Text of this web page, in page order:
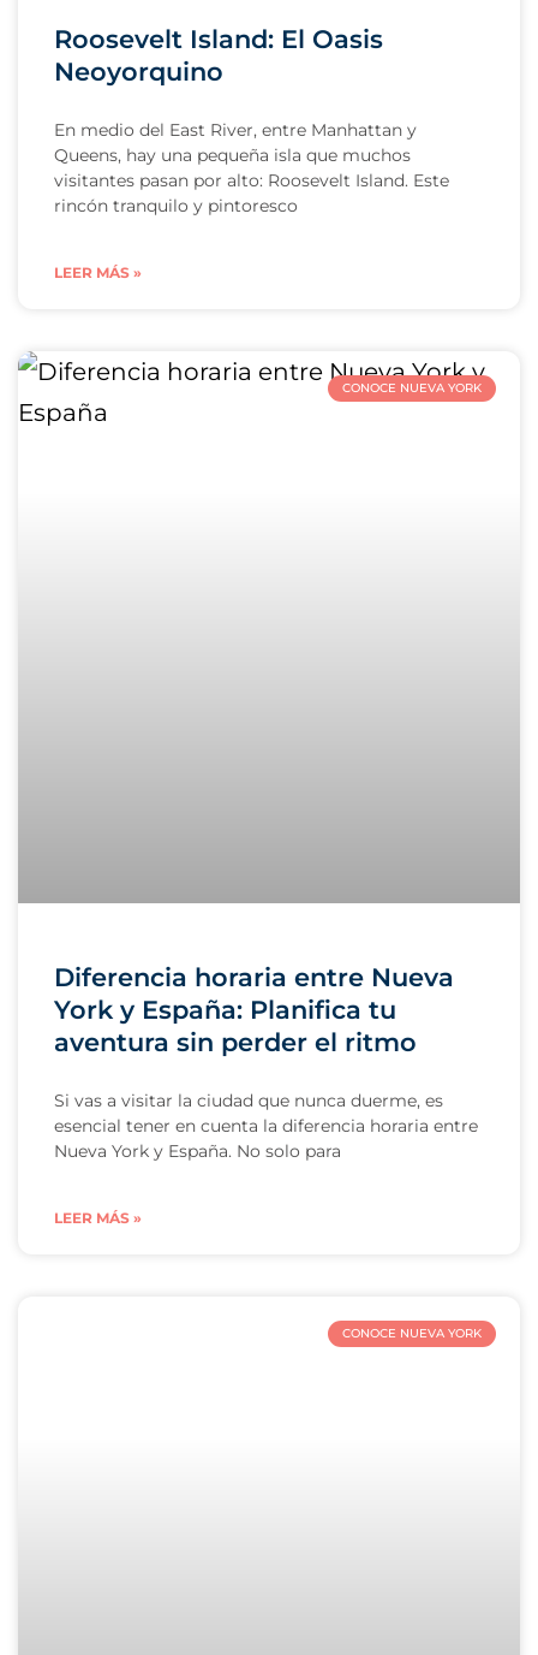
Roosevelt Island: El Oasis
Neoyorquino
En medio del East River, entre Manhattan y
Queens, hay una pequeña isla que muchos
visitantes pasan por alto: Roosevelt Island. Este
rincón tranquilo y pintoresco
LEER MÁS »
CONOCE NUEVA YORK
Diferencia horaria entre Nueva
York y España: Planifica tu
aventura sin perder el ritmo
Si vas a visitar la ciudad que nunca duerme, es
esencial tener en cuenta la diferencia horaria entre
Nueva York y España. No solo para
LEER MÁS »
CONOCE NUEVA YORK